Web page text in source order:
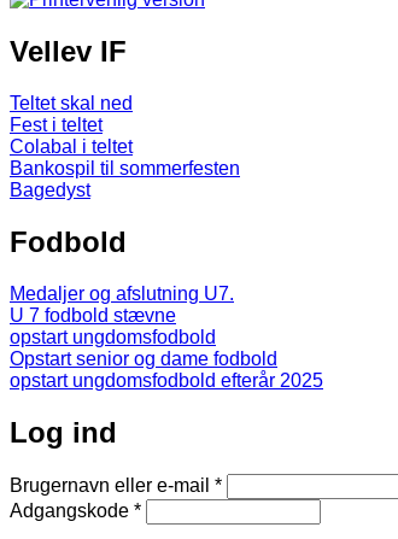
Vellev IF
Teltet skal ned
Fest i teltet
Colabal i teltet
Bankospil til sommerfesten
Bagedyst
Fodbold
Medaljer og afslutning U7.
U 7 fodbold stævne
opstart ungdomsfodbold
Opstart senior og dame fodbold
opstart ungdomsfodbold efterår 2025
Log ind
Brugernavn eller e-mail *
Adgangskode *